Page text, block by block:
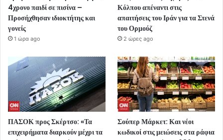
4χρονο παιδί σε πισίνα –
Προσήχθησαν ιδιοκτήτης και
γονείς
1 ώρα ago
Κόλπου απέναντι στις
απαιτήσεις του Ιράν για τα Στενά
του Ορμούζ
2 ώρες ago
ΠΑΣΟΚ προς Σκέρτσο: «Τα
επιχειρήματα διαρκούν μέχρι τα
Σούπερ Μάρκετ: Και νέοι
κωδικοί στις μειώσεις στα ράφια